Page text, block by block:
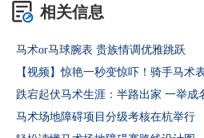
相关信息
马术or马球腕表 贵族情调优雅跳跃
【视频】惊艳一秒变惊吓！骑手马术
跌宕起伏马术生涯：半路出家 一举成
马术场地障碍项目分级考核在杭举行